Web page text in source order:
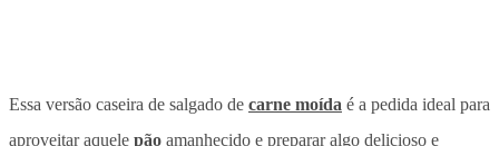
Essa versão caseira de salgado de carne moída é a pedida ideal para
aproveitar aquele pão amanhecido e preparar algo delicioso e